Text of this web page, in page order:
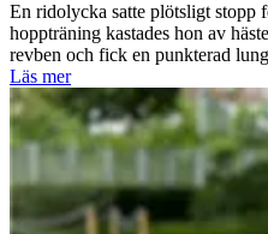
En ridolycka satte plötsligt stopp
hoppträning kastades hon av
revben och fick en punkterad
Läs mer